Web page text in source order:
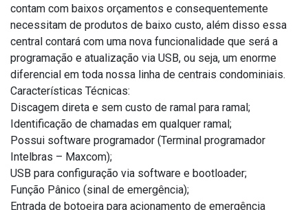
contam com baixos orçamentos e consequentemente
necessitam de produtos de baixo custo, além disso essa
central contará com uma nova funcionalidade que será a
programação e atualização via USB, ou seja, um enorme
diferencial em toda nossa linha de centrais condominiais.
Características Técnicas:
Discagem direta e sem custo de ramal para ramal;
Identificação de chamadas em qualquer ramal;
Possui software programador (Terminal programador
Intelbras – Maxcom);
USB para configuração via software e bootloader;
Função Pânico (sinal de emergência);
Entrada de botoeira para acionamento de emergência